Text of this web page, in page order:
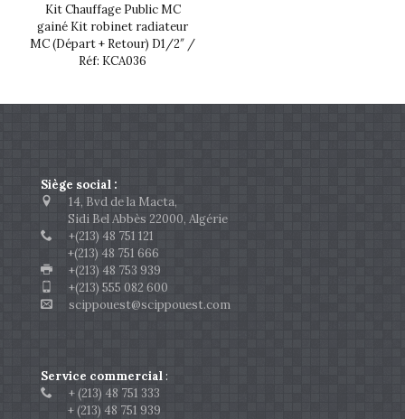
Kit Chauffage Public MC
gainé Kit robinet radiateur
MC (Départ + Retour) D1/2″ /
Réf: KCA036
Siège social :
14, Bvd de la Macta,
Sidi Bel Abbès 22000, Algérie
+(213) 48 751 121
+(213) 48 751 666
+(213) 48 753 939
+(213) 555 082 600
scippouest@scippouest.com
Service commercial:
+ (213) 48 751 333
+ (213) 48 751 939